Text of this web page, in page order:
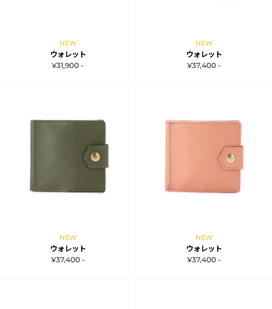
NEW
ウォレット
¥31,900 -
NEW
ウォレット
¥37,400 -
NEW
ウォレット
¥37,400 -
NEW
ウォレット
¥37,400 -